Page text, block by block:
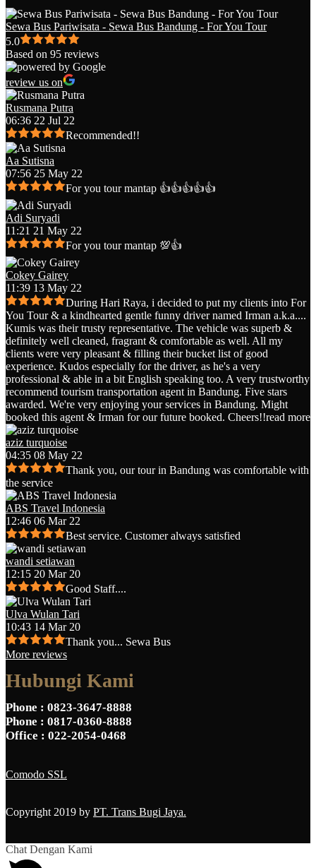
Sewa Bus Pariwisata - Sewa Bus Bandung - For You Tour
5.0
Based on 95 reviews
review us on
Rusmana Putra
06:36 22 Jul 22
Recommended!!
Aa Sutisna
07:56 25 May 22
For you tour mantap 👍👍👍👍👍
Adi Suryadi
11:21 21 May 22
For you tour mantap 💯👍
Cokey Gairey
11:39 13 May 22
During Hari Raya, i decided to put my clients into For
You Tour & a kindhearted gentle funny driver named Irman a.k.a....
Kumis was their trusty representative. The vehicle was superb &
definitely well cleaned, fragrant & comfortable as well. All my
clients were very pleasant & filling their bucket list of good
experience. Kudos especially for the driver, as he's a very
professional & able in a bit English speaking too. A very trustworthy
recommend tourism transportation agent in Bandung. Five stars
awarded. We're very enjoying your services in Bandung. Might
booked this agent & Irman for our future booked. Cheers!!read more
aziz turquoise
04:35 08 May 22
Thank you, our tour in Bandung was comfortable with
the service
ABS Travel Indonesia
12:46 06 Mar 22
Best service. Customer always satisfied
wandi setiawan
12:15 20 Mar 20
Good Staff....
Ulva Wulan Tari
10:43 14 Mar 20
Thank you... Sewa Bus
More reviews
Hubungi Kami
Phone : 0823-3647-8888
Phone : 0817-0360-8888
Office : 022-2054-0468
Comodo SSL
Copyright 2019 by PT. Trans Bugi Jaya.
Chat Dengan Kami